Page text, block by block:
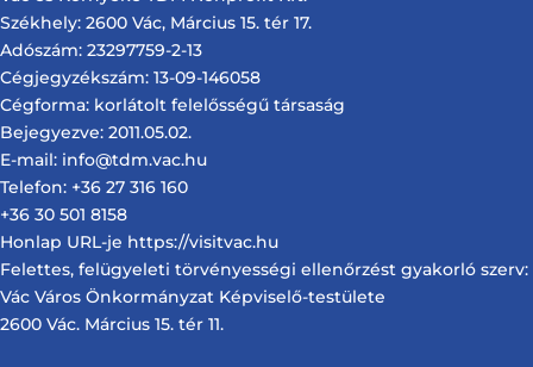
Székhely: 2600 Vác, Március 15. tér 17.
Adószám: 23297759-2-13
Cégjegyzékszám: 13-09-146058
Cégforma: korlátolt felelősségű társaság
Bejegyezve: 2011.05.02.
E-mail: info@tdm.vac.hu
Telefon: +36 27 316 160
+36 30 501 8158
Honlap URL-je https://visitvac.hu
Felettes, felügyeleti törvényességi ellenőrzést gyakorló szerv:
Vác Város Önkormányzat Képviselő-testülete
2600 Vác. Március 15. tér 11.